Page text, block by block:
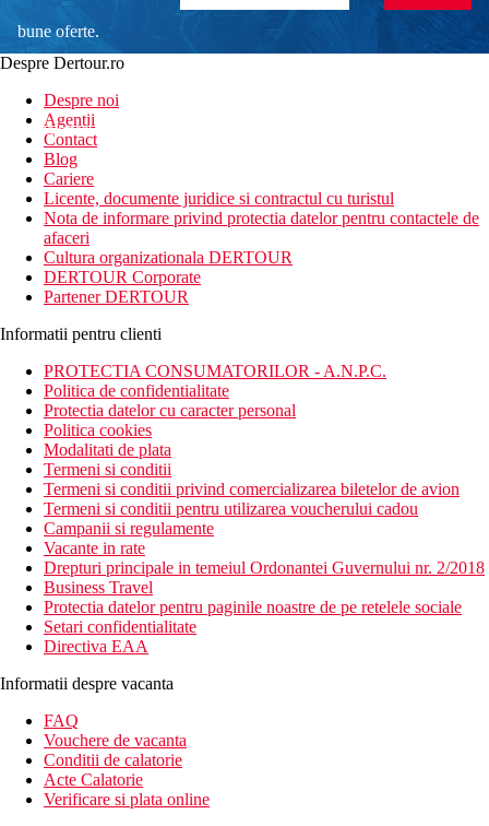
bune oferte.
newsletter!
Despre Dertour.ro
Despre noi
Agentii
Contact
Blog
Cariere
Licente, documente juridice si contractul cu turistul
Nota de informare privind protectia datelor pentru contactele de
afaceri
Cultura organizationala DERTOUR
DERTOUR Corporate
Partener DERTOUR
Informatii pentru clienti
PROTECTIA CONSUMATORILOR - A.N.P.C.
Politica de confidentialitate
Protectia datelor cu caracter personal
Politica cookies
Modalitati de plata
Termeni si conditii
Termeni si conditii privind comercializarea biletelor de avion
Termeni si conditii pentru utilizarea voucherului cadou
Campanii si regulamente
Vacante in rate
Drepturi principale in temeiul Ordonantei Guvernului nr. 2/2018
Business Travel
Protectia datelor pentru paginile noastre de pe retelele sociale
Setari confidentialitate
Directiva EAA
Informatii despre vacanta
FAQ
Vouchere de vacanta
Conditii de calatorie
Acte Calatorie
Verificare si plata online